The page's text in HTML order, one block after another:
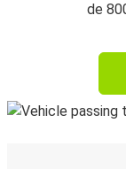
de